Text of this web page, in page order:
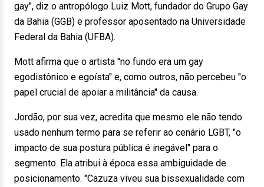
gay", diz o antropólogo Luiz Mott, fundador do Grupo Gay
da Bahia (GGB) e professor aposentado na Universidade
Federal da Bahia (UFBA).
Mott afirma que o artista "no fundo era um gay
egodistônico e egoísta" e, como outros, não percebeu "o
papel crucial de apoiar a militância" da causa.
Jordão, por sua vez, acredita que mesmo ele não tendo
usado nenhum termo para se referir ao cenário LGBT, "o
impacto de sua postura pública é inegável" para o
segmento. Ela atribui à época essa ambiguidade de
posicionamento. "Cazuza viveu sua bissexualidade com